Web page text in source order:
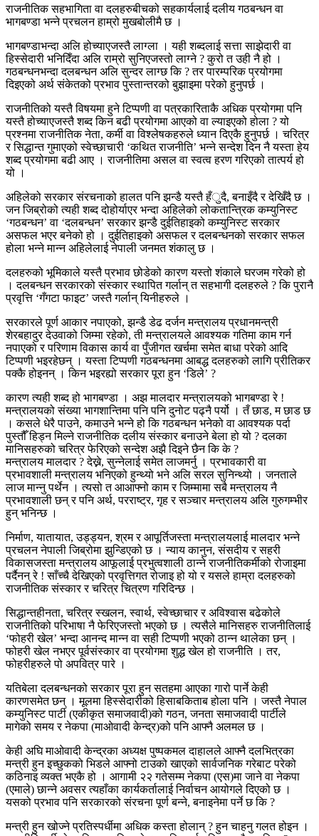
राजनीतिक सहभागिता वा दलहरुबीचको सहकार्यलाई दलीय गठबन्धन वा
भागबण्डा भन्ने प्रचलन हाम्रो मुखबोलीमै छ ।
भागबण्डाभन्दा अलि होच्याएजस्तै लाग्ला । यही शब्दलाई सत्ता साझेदारी वा
हिस्सेदारी भनिदिँदा अलि राम्रो सुनिएजस्तो लाग्ने ? कुरो त उही नै हो ।
गठबन्धनभन्दा दलबन्धन अलि सुन्दर लाग्छ कि ? तर पारम्परिक प्रयोगमा
दिइएको अर्थ संकेतको प्रभाव पुस्तान्तरको बुझाइमा परेको हुनुपर्छ ।
राजनीतिको यस्तै विषयमा हुने टिप्पणी वा पत्रकारिताकै अधिक प्रयोगमा पनि
यस्तै होच्याएजस्तै शब्द किन बढी प्रयोगमा आएको वा ल्याइएको होला ? यो
प्रश्नमा राजनीतिक नेता, कर्मी वा विश्लेषकहरुले ध्यान दिएकै हुनुपर्छ । चरित्र
र सिद्धान्त गुमाएको स्वेच्छाचारी ‘कथित राजनीति’ भन्ने सन्देश दिन नै यस्ता हेय
शब्द प्रयोगमा बढी आए । राजनीतिमा असल वा स्वत्व हरण गरिएको तात्पर्य हो
यो ।
अहिलेको सरकार संरचनाको हालत पनि झन्डै यस्तै हँुदै, बनाइँदै र देखिँदै छ ।
जन जिब्रोको त्यही शब्द दोहोर्याएर भन्दा अहिलेको लोकतान्त्रिक कम्युनिस्ट
‘गठबन्धन’ वा ‘दलबन्धन’ सरकार झन्डै दुईतिहाइको कम्युनिस्ट सरकार
असफल भएर बनेको हो । दुईतिहाइको असफल र दलबन्धनको सरकार सफल
होला भन्ने मान्न अहिलेलाई नेपाली जनमत शंकालु छ ।
दलहरुको भूमिकाले यस्तै प्रभाव छोडेको कारण यस्तो शंकाले घरजम गरेको हो
। दलबन्धन सरकारको संस्कार स्थापित गर्लान् त सहभागी दलहरुले ? कि पुरानै
प्रवृत्ति ‘गँगटा फाइट’ जस्तै गर्लान् यिनीहरुले ।
सरकारले पूर्ण आकार नपाएको, झन्डै डेढ दर्जन मन्त्रालय प्रधानमन्त्री
शेरबहादुर देउवाको जिम्मा रहेको, ती मन्त्रालयले आवश्यक गतिमा काम गर्न
नपाएको र परिणाम विकास कार्य वा पुँजीगत खर्चमा समेत बाधा परेको आदि
टिप्पणी भइरहेछन् । यस्ता टिप्पणी गठबन्धनमा आबद्ध दलहरुको लागि प्रीतिकर
पक्कै होइनन् । किन भइरह्यो सरकार पूरा हुन ‘डिले’ ?
कारण त्यही शब्द हो भागबण्डा । अझ मालदार मन्त्रालयको भागबण्डा रे !
मन्त्रालयको संख्या भागशान्तिमा पनि पनि दुनोट पढ्नै पर्यो । तँ छाड, म छाड छ
। कसले धेरै पाउने, कमाउने भन्ने हो कि गठबन्धन भनेको वा आवश्यक पर्दा
पुस्तौँ हिड्न मिल्ने राजनीतिक दलीय संस्कार बनाउने बेला हो यो ? दलका
मानिसहरुको चरित्र फेरिएको सन्देश अझै दिइने छैन कि के ?
मन्त्रालय मालदार ? देख्ने, सुन्नेलाई समेत लाजमर्नु । प्रभावकारी वा
प्रभावशाली मन्त्रालय भनिएको हुन्थ्यो भने अलि सरल सुनिन्थ्यो । जनताले
लाज मान्नु पर्थेन । त्यसो त आआफ्नो काम र जिम्मामा सबै मन्त्रालय नै
प्रभावशाली छन् र पनि अर्थ, परराष्ट्र, गृह र सञ्चार मन्त्रालय अलि गुरुगम्भीर
हुन् भनिन्छ ।
निर्माण, यातायात, उड्ड्यन, श्रम र आपूर्तिजस्ता मन्त्रालयलाई मालदार भन्ने
प्रचलन नेपाली जिब्रोमा झुन्डिएको छ । न्याय कानुन, संसदीय र सहरी
विकासजस्ता मन्त्रालय आफूलाई प्रभुत्वशाली ठान्ने राजनीतिकर्मीको रोजाइमा
पर्दैनन् रे ! साँच्चै देखिएको प्रवृत्तिगत रोजाइ हो यो र यसले हाम्रा दलहरुको
राजनीतिक संस्कार र चरित्र चित्रण गरिदिन्छ ।
सिद्धान्तहीनता, चरित्र स्खलन, स्वार्थ, स्वेच्छाचार र अविश्वास बढेकोले
राजनीतिको परिभाषा नै फेरिएजस्तो भएको छ । त्यसैले मानिसहरु राजनीतिलाई
‘फोहरी खेल’ भन्दा आनन्द मान्न वा सही टिप्पणी भएको ठान्न थालेका छन् ।
फोहरी खेल नभएर पूर्वसंस्कार वा प्रयोगमा शुद्ध खेल हो राजनीति । तर,
फोहरीहरुले पो अपवित्र पारे ।
यतिबेला दलबन्धनको सरकार पूरा हुन सतहमा आएका गारो पार्ने केही
कारणसमेत छन् । मूलमा हिस्सेदारीको हिसाबकिताब होला पनि । जस्तै नेपाल
कम्युनिस्ट पार्टी (एकीकृत समाजवादी)को गठन, जनता समाजवादी पार्टीले
मागेको समय र नेकपा (माओवादी केन्द्र)को पनि आफ्नै अलमल छ ।
केही अघि माओवादी केन्द्रका अध्यक्ष पुष्पकमल दाहालले आफ्नै दलभित्रका
मन्त्री हुन इच्छुकको भिडले आफ्नो टाउको खाएको सार्वजनिक गरेबाट परेको
कठिनाइ व्यक्त भएकै हो । आगामी २२ गतेसम्म नेकपा (एस)मा जाने वा नेकपा
(एमाले) छान्ने अवसर त्यहाँका कार्यकर्तालाई निर्वाचन आयोगले दिएको छ ।
यसको प्रभाव पनि सरकारको संरचना पूर्ण बन्ने, बनाइनेमा पर्ने छ कि ?
मन्त्री हुन खोज्ने प्रतिस्पर्धीमा अधिक कस्ता होलान् ? हुन चाहनु गलत होइन ।